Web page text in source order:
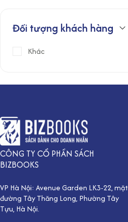
i
h
ể
u
i
a
Đối tượng khách hàng
Khác
CÔNG TY CỔ PHẦN SÁCH
BIZBOOKS
VP Hà Nội: Avenue Garden LK3-22, mặt
đường Tây Thăng Long, Phường Tây
Tựu, Hà Nội.